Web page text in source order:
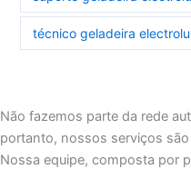
técnico geladeira
Não fazemos parte da rede
portanto, nossos serviços
Nossa equipe, composta por